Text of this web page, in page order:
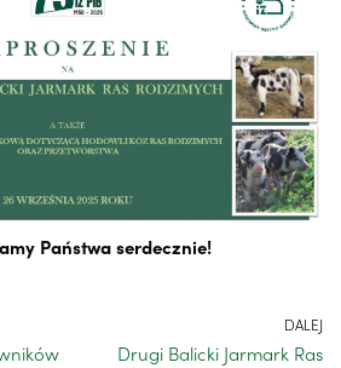
Państwa serdecznie!
DALEJ
Drugi Balicki Jarmark Ras